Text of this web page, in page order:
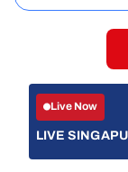
Live Now
LIVE